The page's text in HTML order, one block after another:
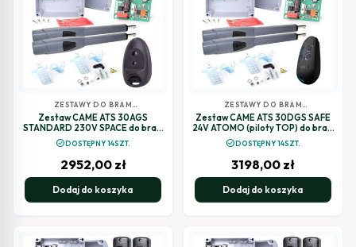
ZESTAWY DO BRAM
SKRZYDŁOWYCH
Zestaw CAME ATS 30AGS
STANDARD 230V SPACE do bram
check_circleDOSTĘPNY 14SZT.
2952,00 zł
Dodaj do koszyka
ZESTAWY DO BRAM
SKRZYDŁOWYCH
Zestaw CAME ATS 30DGS SAFE
24V ATOMO (piloty TOP) do bram
check_circleDOSTĘPNY 14SZT.
3198,00 zł
Dodaj do koszyka